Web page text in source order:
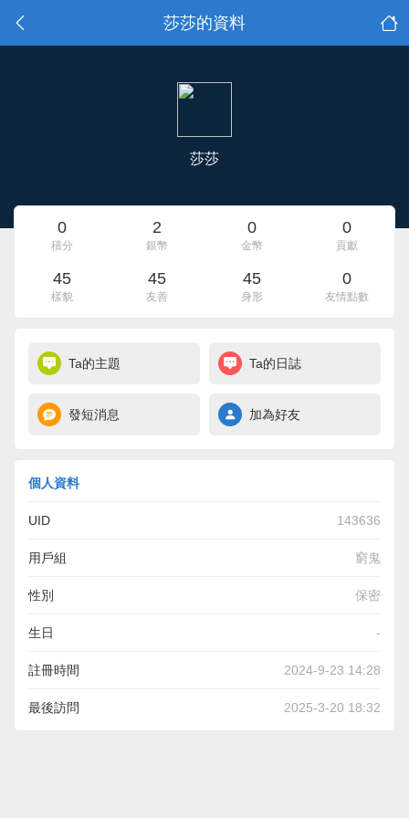
莎莎的資料
莎莎
0
積分
2
銀幣
0
金幣
0
貢獻
45
樣貌
45
友善
45
身形
0
友情點數
Ta的主題 Ta的日誌
發短消息 加為好友
個人資料
UID 143636
用戶組 窮鬼
性別 保密
生日 -
註冊時間 2024-9-23 14:28
最後訪問 2025-3-20 18:32